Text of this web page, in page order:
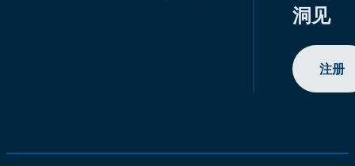
洞见
注册